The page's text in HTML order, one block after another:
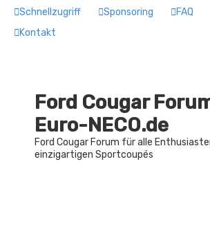
Schnellzugriff Sponsoring
FAQ
Kontakt
Ford Cougar
Euro-NECO.de
Ford Cougar Forum für alle
einzigartigen Sportcoupés